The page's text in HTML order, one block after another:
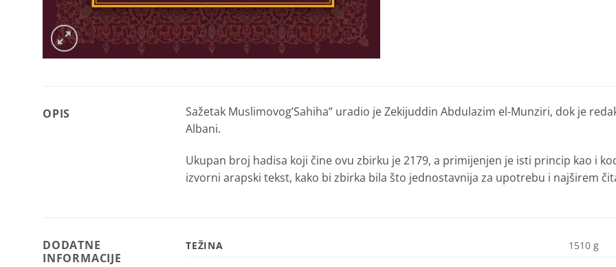
OPIS
Sažetak Muslimovog’Sahiha” uradio je Zekijuddin Abdulazim el-Munziri, dok je
Albani.
Ukupan broj hadisa koji čine ovu zbirku je 2179, a primijenjen je isti princip kao i
izvorni arapski tekst, kako bi zbirka bila što jednostavnija za upotrebu i najširem
DODATNE
INFORMACIJE
TEŽINA 1510 g